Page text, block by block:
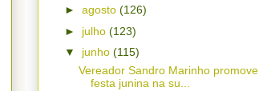
► agosto (126)
► julho (123)
▼ junho (115)
Vereador Sandro Marinho promove
festa junina na su...